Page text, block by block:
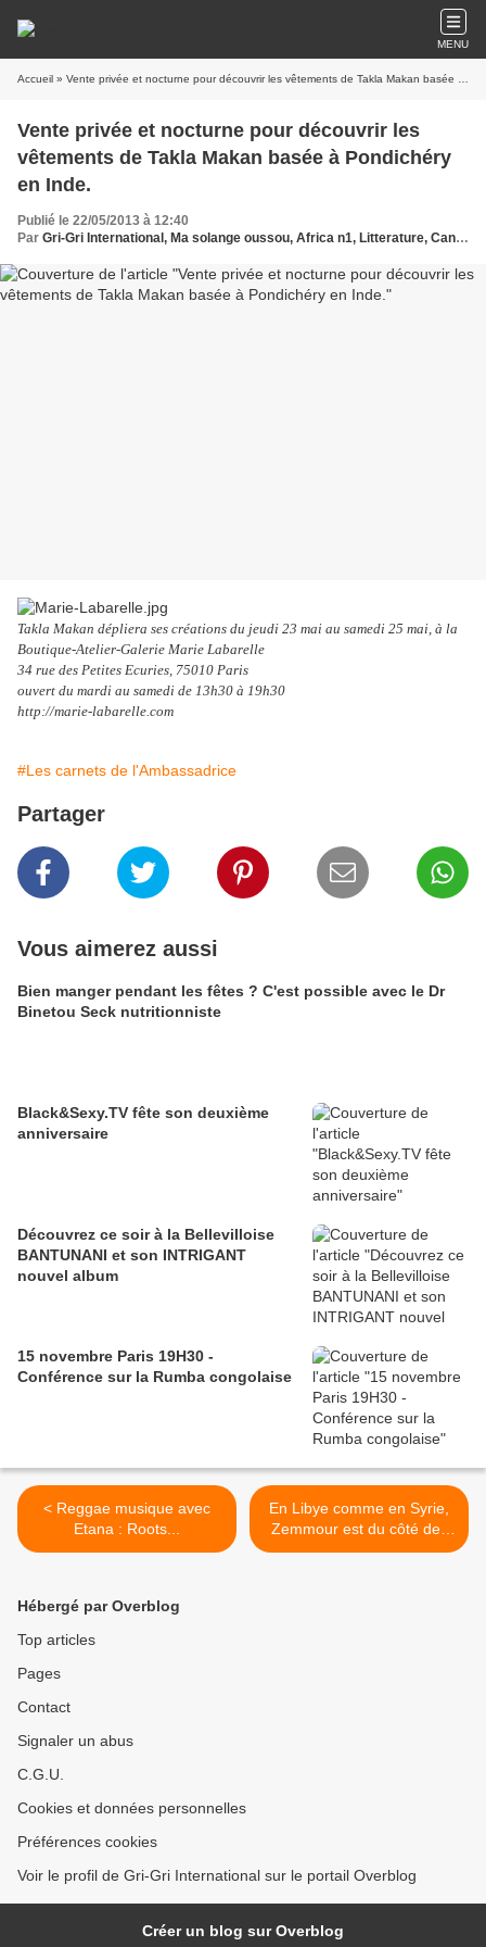
MENU
Accueil » Vente privée et nocturne pour découvrir les vêtements de Takla Makan basée à Pondichéry en Inde.
Vente privée et nocturne pour découvrir les
vêtements de Takla Makan basée à Pondichéry
en Inde.
Publié le 22/05/2013 à 12:40
Par Gri-Gri International, Ma solange oussou, Africa n1, Litterature, Cannes, CINEMA, EVENEMENTS, GALA, CONCERTS , FASHION SHOW ,Festival International, Marie Labarelle, Takla Makan, indienne, Paris, France, ,
Takla Makan dépliera ses créations du jeudi 23 mai au samedi 25 mai, à la
Boutique-Atelier-Galerie Marie Labarelle
34 rue des Petites Ecuries, 75010 Paris
ouvert du mardi au samedi de 13h30 à 19h30
http://marie-labarelle.com
#Les carnets de l'Ambassadrice
Partager
Vous aimerez aussi
Bien manger pendant les fêtes ? C'est possible avec le Dr
Binetou Seck nutritionniste
Black&Sexy.TV fête son deuxième
anniversaire
Découvrez ce soir à la Bellevilloise
BANTUNANI et son INTRIGANT
nouvel album
15 novembre Paris 19H30 -
Conférence sur la Rumba congolaise
< Reggae musique avec
Etana : Roots...
En Libye comme en Syrie,
Zemmour est du côté des
BRICS >
Hébergé par Overblog
Top articles
Pages
Contact
Signaler un abus
C.G.U.
Cookies et données personnelles
Préférences cookies
Voir le profil de Gri-Gri International sur le portail Overblog
Créer un blog sur Overblog